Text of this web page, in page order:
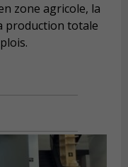
zone agricole, la
production totale